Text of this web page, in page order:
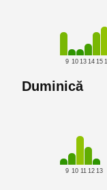
9 10 13 14 15
Duminică
9 10 11 12 13